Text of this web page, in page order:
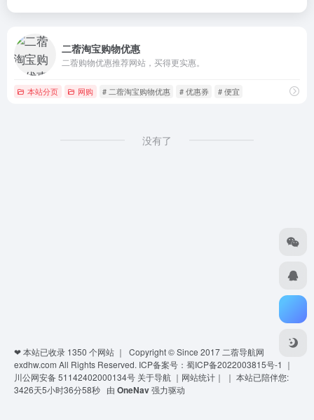
二蓿淘宝购物优惠
二蓿购物优惠推荐网站，买得更实惠。
本站分页 网购 # 二蓿淘宝购物优惠 # 优惠券 # 便宜
没有了
❤ 本站已收录 1350 个网站 ｜ Copyright © Since 2017 二蓿导航网
exdhw.com All Rights Reserved. ICP备案号：蜀ICP备2022003815号-1 ｜
川公网安备 51142402000134号 关于导航 ｜ 网站统计 ｜ ｜ 本站已陪伴您:
3426天5小时36分58秒 由 OneNav强力驱动